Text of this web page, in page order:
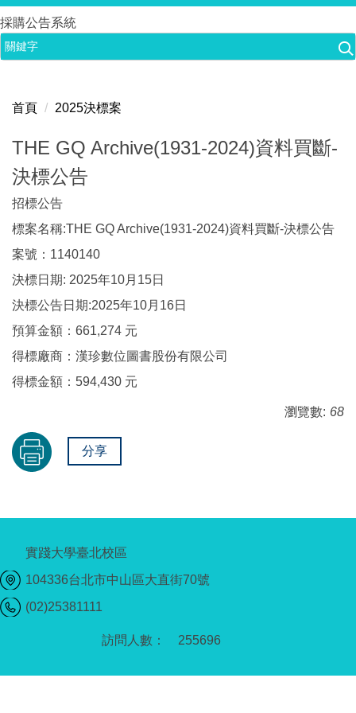
跳
到
主
容
採購公告系統
首頁 2025決標案
THE GQ Archive(1931-2024)資料買斷-
決標公告
招標公告
標案名稱:THE GQ Archive(1931-2024)資料買斷-決標公告
案號：1140140
決標日期: 2025年10月15日
決標公告日期:2025年10月16日
預算金額：661,274 元
得標廠商：漢珍數位圖書股份有限公司
得標金額：594,430 元
瀏覽數: 68
分享
255696
實踐大學臺北校區
104336台北市中山區大直街70號
(02)25381111